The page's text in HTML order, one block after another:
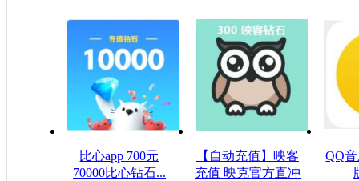
比心app 700元
70000比心钻石...
【自动充值】映客
充值 映克官方直冲
QQ